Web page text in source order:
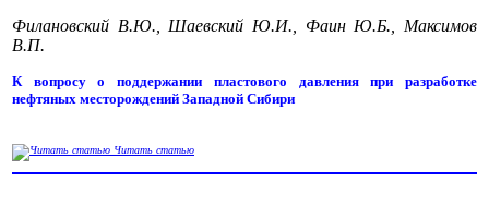
Филановский В.Ю., Шаевский Ю.И., Фаин Ю.Б., Максимов
В.П.
К вопросу о поддержании пластового давления при разработке
нефтяных месторождений Западной Сибири
Читать статью